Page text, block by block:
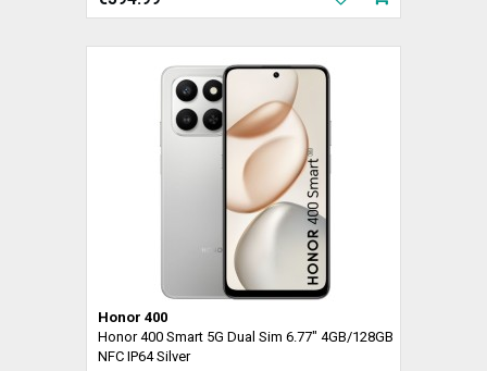
Honor 400
Honor 400 Smart 5G Dual Sim 6.77" 4GB/128GB
NFC IP64 Silver